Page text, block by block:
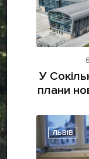
У
плани
ЛЬВІВ